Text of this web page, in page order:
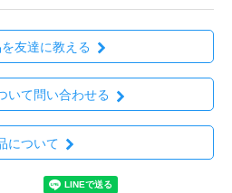
友達に教える
いて問い合わせる
について